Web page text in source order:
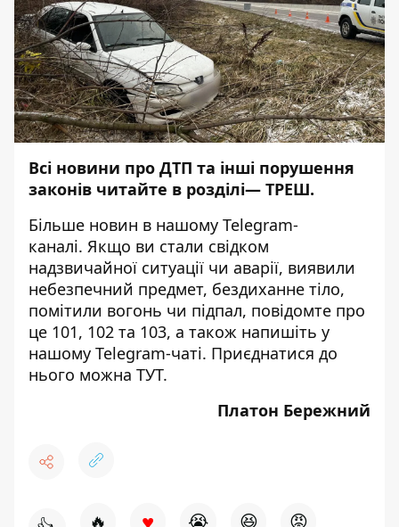
Всі новини про ДТП та інші порушення
законів читайте в розділі— ТРЕШ.
Більше новин в нашому Telegram-
каналі. Якщо ви стали свідком
надзвичайної ситуації чи аварії, виявили
небезпечний предмет, бездиханне тіло,
помітили вогонь чи підпал, повідомте про
це 101, 102 та 103, а також напишіть у
нашому Telegram-чаті. Приєднатися до
нього можна ТУТ.
Платон Бережний
🔥 😭 😆 😡